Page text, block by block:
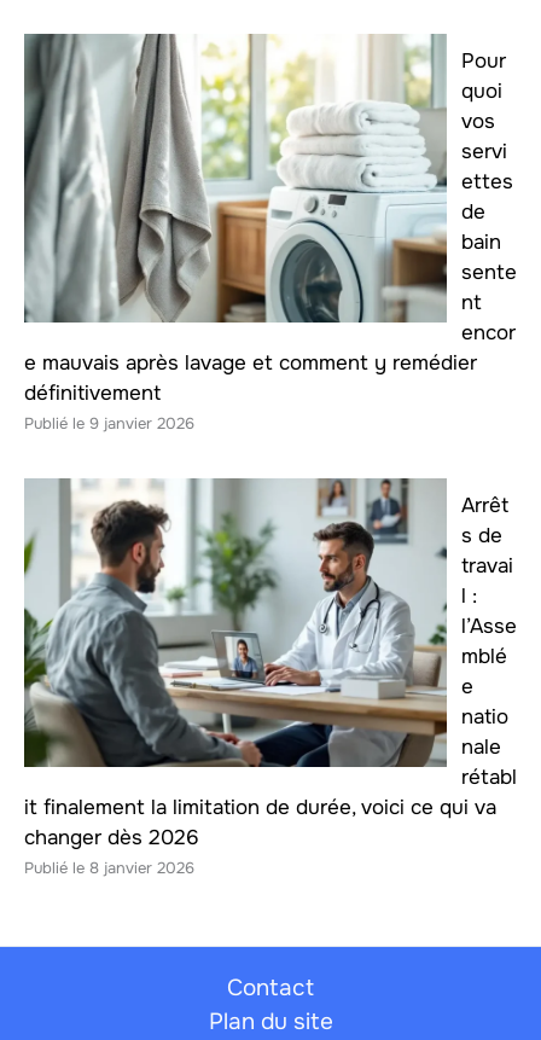
Pour
quoi
vos
servi
ettes
de
bain
sente
nt
encor
e mauvais après lavage et comment y remédier
définitivement
9 janvier 2026
Arrêt
s de
travai
l :
l’Asse
mblé
e
natio
nale
rétabl
it finalement la limitation de durée, voici ce qui va
changer dès 2026
8 janvier 2026
Contact
Plan du site